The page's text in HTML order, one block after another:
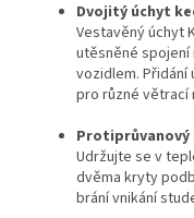
Dvojitý úchyt
Vestavěný úchyt
utěsněné spojení
vozidlem. Přidání
pro různé větrací
Protiprůvanový
Udržujte se v
dvěma kryty
brání vnikání